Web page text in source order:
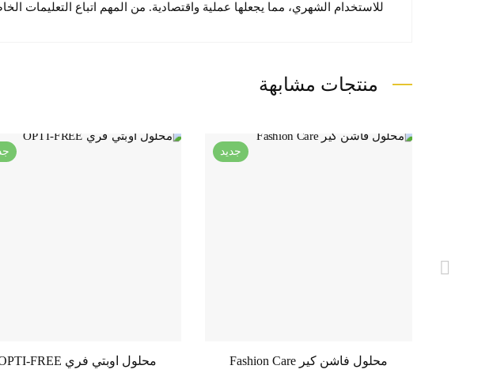
للاستخدام الشهري، مما يجعلها عملية واقتصادية. من المهم اتباع التعليمات
منتجات مشابهة
جديد
محلول فاشن كير Fashion Care محلول اوبتي فري OPTI-FREE